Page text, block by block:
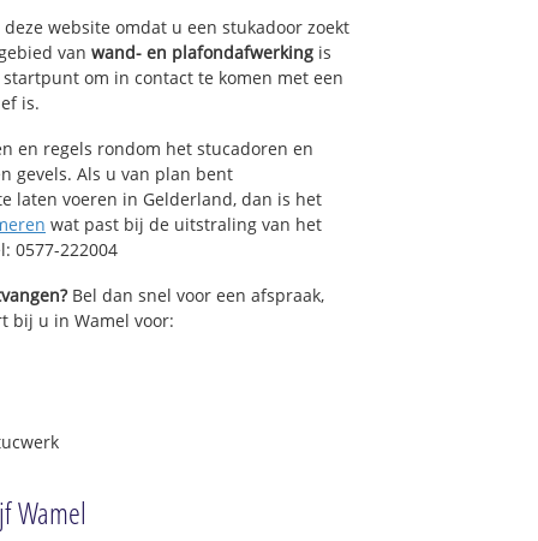
website omdat u een stukadoor zoekt
van wand- en plafondafwerking is
om in contact te komen met een
is.
en regels rondom het stucadoren en
gevels. Als u van plan bent
laten voeren in Gelderland, dan is het
wat past bij de uitstraling van het
0577-222004
Bel dan snel voor een afspraak,
bij u in Wamel voor:
Wamel